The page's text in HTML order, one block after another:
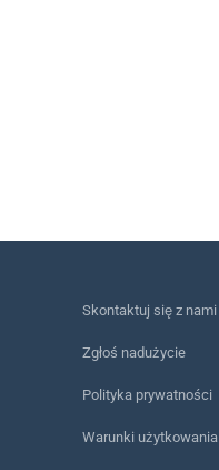
Skontaktuj się z nami
Zgłoś nadużycie
Polityka prywatności
Warunki użytkowania